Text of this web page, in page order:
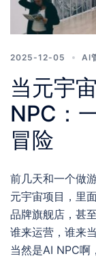
2025-12-05 AI
当元宇
NPC：
冒险
前几天和一个做
元宇宙项目，里
品牌旗舰店，甚
谁来运营，谁来
当然是AI NPC